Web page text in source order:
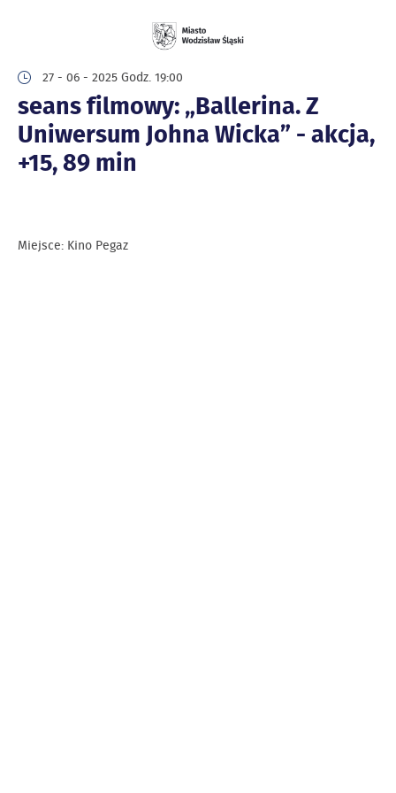
27 - 06 - 2025 Godz. 19:00
seans filmowy: „Ballerina. Z
Uniwersum Johna Wicka” - akcja,
+15, 89 min
Miejsce: Kino Pegaz